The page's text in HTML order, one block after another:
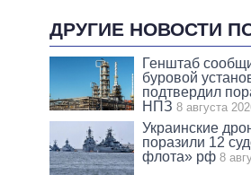
ДРУГИЕ НОВОСТИ
Генштаб
буровой
подтвердил
НПЗ 8 августа
Украинские
поразили 12
флота» рф 8